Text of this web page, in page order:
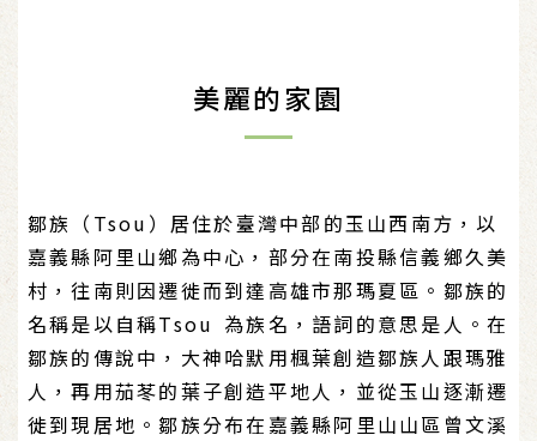
美麗的家園
鄒族（Tsou）居住於臺灣中部的玉山西南方，以
嘉義縣阿里山鄉為中心，部分在南投縣信義鄉久美
村，往南則因遷徙而到達高雄市那瑪夏區。鄒族的
名稱是以自稱Tsou 為族名，語詞的意思是人。在
鄒族的傳說中，大神哈默用楓葉創造鄒族人跟瑪雅
人，再用茄苳的葉子創造平地人，並從玉山逐漸遷
徙到現居地。鄒族分布在嘉義縣阿里山山區曾文溪